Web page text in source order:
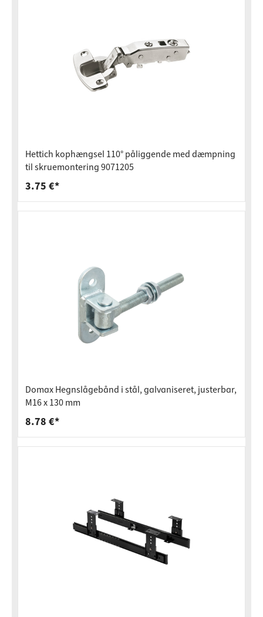
Hettich kophængsel 110° påliggende med dæmpning
til skruemontering 9071205
3.75 €*
Domax Hegnslågebånd i stål, galvaniseret, justerbar,
M16 x 130 mm
8.78 €*